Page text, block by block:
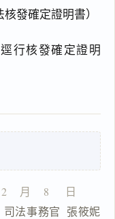
發確定證明書）
行核發確定證明
月    8     日
司法事務官  張筱妮
複
文